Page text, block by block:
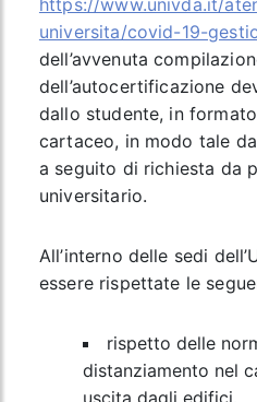
https://www.univda.it/
universita/covid-19-
dell’avvenuta
dell’autocertificazione
dallo studente, in
cartaceo, in modo tale
a seguito di richiesta da
universitario.
All’interno delle sedi
essere rispettate le
rispetto delle
distanziamento nel
uscita dagli edifici.